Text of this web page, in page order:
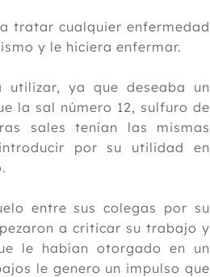
tratar cualquier enfermedad
y le hiciera enfermar.
utilizar, ya que deseaba un
la sal número 12, sulfuro de
sales tenían las mismas
por su utilidad en
entre sus colegas por su
a criticar su trabajo y
le habían otorgado en un
le genero un impulso que